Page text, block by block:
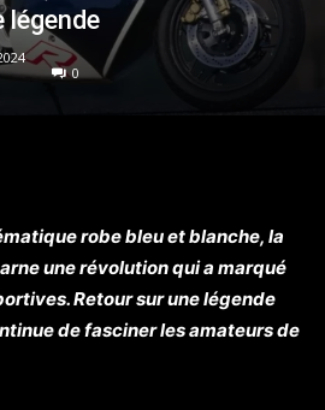
légende
0
robe bleu et blanche, la
une révolution qui a marqué
Retour sur une légende
de fasciner les amateurs de